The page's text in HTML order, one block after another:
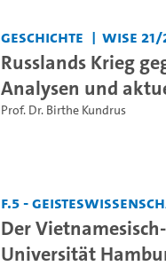
Geschichte WiSe
Russlands Krieg
Analysen und
Prof. Dr. Birthe Kundrus
F.5 -
Der
Universität